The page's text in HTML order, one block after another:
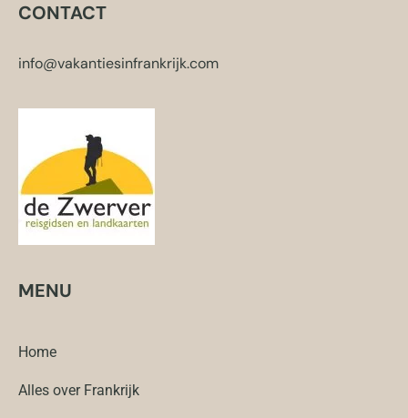
CONTACT
info@vakantiesinfrankrijk.com
MENU
Home
Alles over Frankrijk